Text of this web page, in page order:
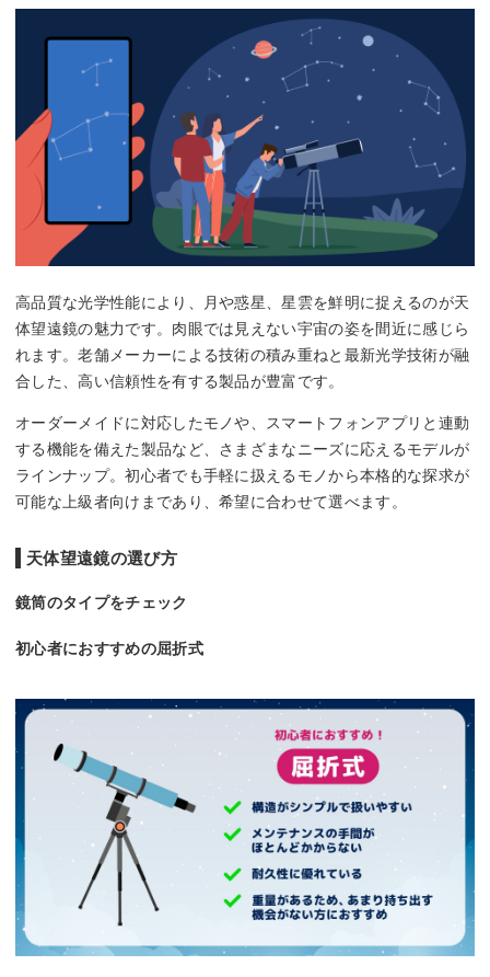
鏡筒：275g
(接眼アクセサリー含
鏡筒：21kg
台座：18.5kg
高品質な光学性能により、月や惑星、星雲を鮮明に捉えるのが天
体望遠鏡の魅力です。肉眼では見えない宇宙の姿を間近に感じら
れます。老舗メーカーによる技術の積み重ねと最新光学技術が融
合した、高い信頼性を有する製品が豊富です。
オーダーメイドに対応したモノや、スマートフォンアプリと連動
する機能を備えた製品など、さまざまなニーズに応えるモデルが
ラインナップ。初心者でも手軽に扱えるモノから本格的な探求が
可能な上級者向けまであり、希望に合わせて選べます。
天体望遠鏡の選び方
鏡筒のタイプをチェック
初心者におすすめの屈折式